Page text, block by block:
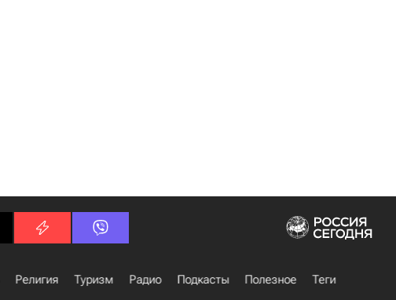
Религия Туризм Радио Подкасты Полезное
Теги